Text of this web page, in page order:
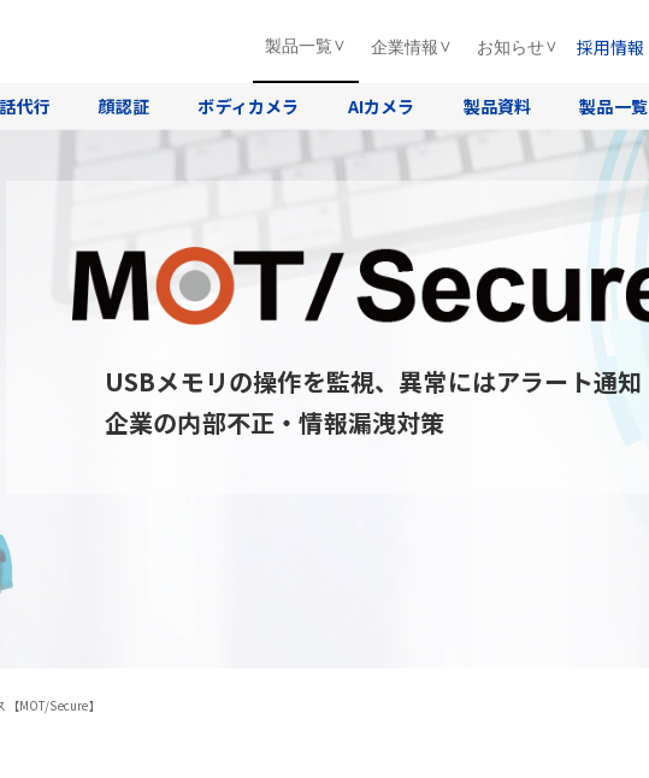
製品一覧
代行 顔認証 ボディカメラ AIカメラ 製品資料 製品一覧
企業情報 お知らせ 採用情報
MOT/Secure】
USBメモリの操作を監視、異常にはアラート通知
企業の内部不正・情報漏洩対策